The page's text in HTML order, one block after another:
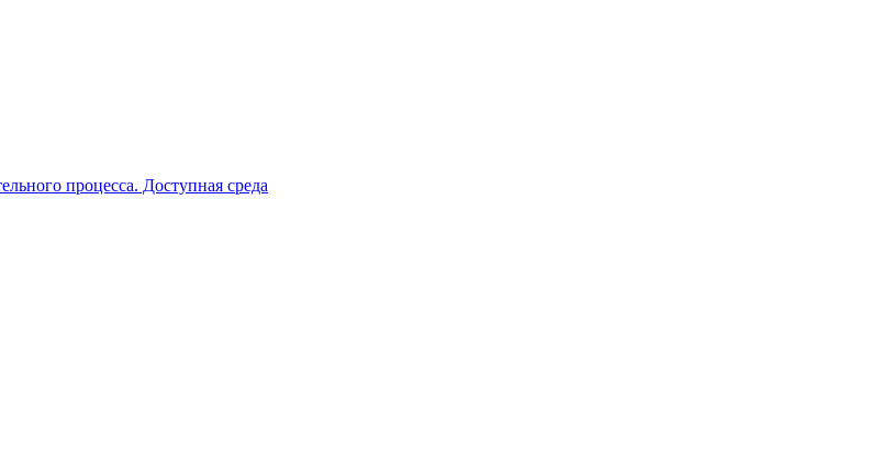
процесса. Доступная среда